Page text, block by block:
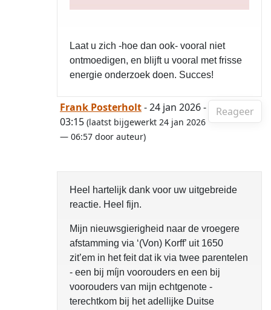
Laat u zich -hoe dan ook- vooral niet
ontmoedigen, en blijft u vooral met frisse
energie onderzoek doen. Succes!
Reageer
Frank Posterholt- 24 jan 2026 -
03:15 (laatst bijgewerkt 24 jan 2026
— 06:57 door auteur)
Heel hartelijk dank voor uw uitgebreide
reactie. Heel fijn.
Mijn nieuwsgierigheid naar de vroegere
afstamming via ‘(Von) Korff’ uit 1650
zit’em in het feit dat ik via twee parentelen
- een bij míjn voorouders en een bij
voorouders van mijn echtgenote -
terechtkom bij het adellijke Duitse